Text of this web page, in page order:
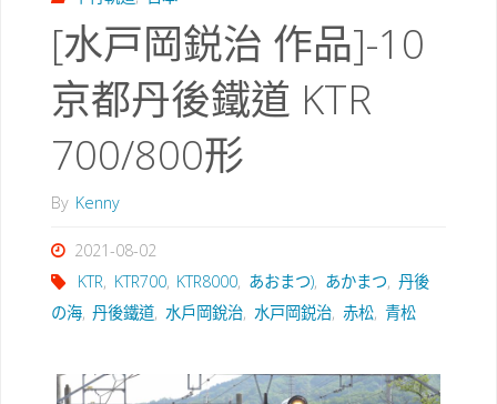
[水戸岡鋭治 作品]-10
京都丹後鐵道 KTR
700/800形
By Kenny
2021-08-02
KTR, KTR700, KTR8000, あおまつ), あかまつ, 丹後
の海, 丹後鐵道, 水戶岡銳治, 水戸岡鋭治, 赤松, 青松